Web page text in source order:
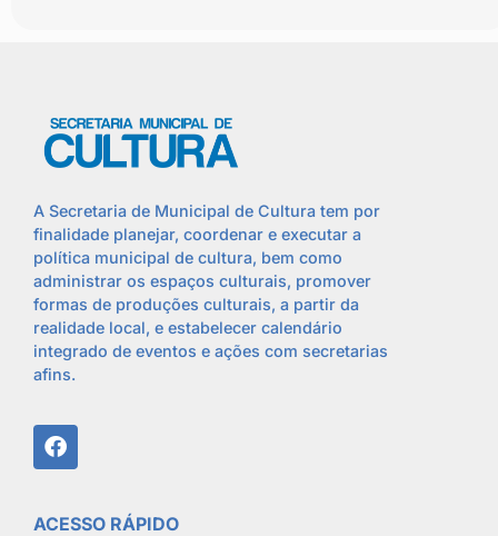
A Secretaria de Municipal de Cultura tem por
finalidade planejar, coordenar e executar a
política municipal de cultura, bem como
administrar os espaços culturais, promover
formas de produções culturais, a partir da
realidade local, e estabelecer calendário
integrado de eventos e ações com secretarias
afins.
ACESSO RÁPIDO